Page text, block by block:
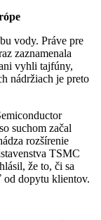
vody. Práve pre
zaznamenala
vyhli tajfúny,
nádržiach je preto
suchom začal
rozšírenie
TSMC
že to, či sa
od dopytu klientov.